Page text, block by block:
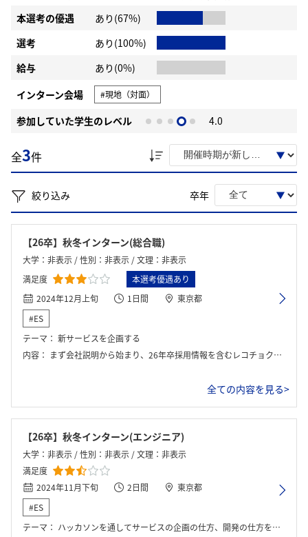
本選考の優遇
あり(67%)
選考
あり(100%)
給与
あり(0%)
インターン会場
#現地（対面）
参加していた学生のレベル 4.0
全3件
絞り込み 卒年
【26卒】秋冬インターン(総合職)
大学：非表示 / 性別：非表示 / 文理：非表示
満足度
本選考優遇あり
2024年12月上旬
1日間
東京都
#ES
テーマ： 新サービスを企画する
内容： まず会社説明から始まり、26年卒採用情報を含むレコチョクの事業概要が共有されました。社員から最新サービスの立ち上げ秘話を聞き、実際にそのサービスを体験する機会が提供されました。その後、「音楽 × ○○」をテーマに、グループに分かれて新サービス企画のアイディエーションと具体的な企画立案を行いました。
全ての内容を見る>
【26卒】秋冬インターン(エンジニア)
大学：非表示 / 性別：非表示 / 文理：非表示
満足度
2024年11月下旬
2日間
東京都
#ES
テーマ： ハッカソンを通してサービスの企画の仕方、開発の仕方を学びつつ、現役エンジニアやレコチョクの雰囲気も知ることができます。